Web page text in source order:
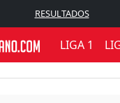
RESULTADOS
LIGA 1